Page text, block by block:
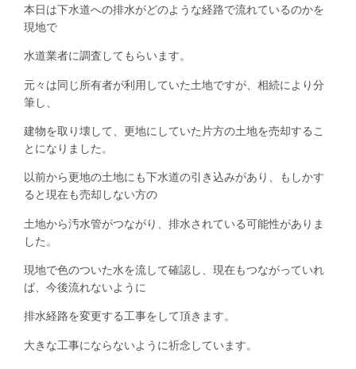
本日は下水道への排水がどのような経路で流れているのかを
現地で
水道業者に調査してもらいます。
元々は同じ所有者が利用していた土地ですが、相続により分
筆し、
建物を取り壊して、更地にしていた片方の土地を売却するこ
とになりました。
以前から更地の土地にも下水道の引き込みがあり、もしかす
ると現在も売却しない方の
土地から汚水管がつながり、排水されている可能性がありま
した。
現地で色のついた水を流して確認し、現在もつながっていれ
ば、今後流れないように
排水経路を変更する工事をして頂きます。
大きな工事にならないように祈念しています。